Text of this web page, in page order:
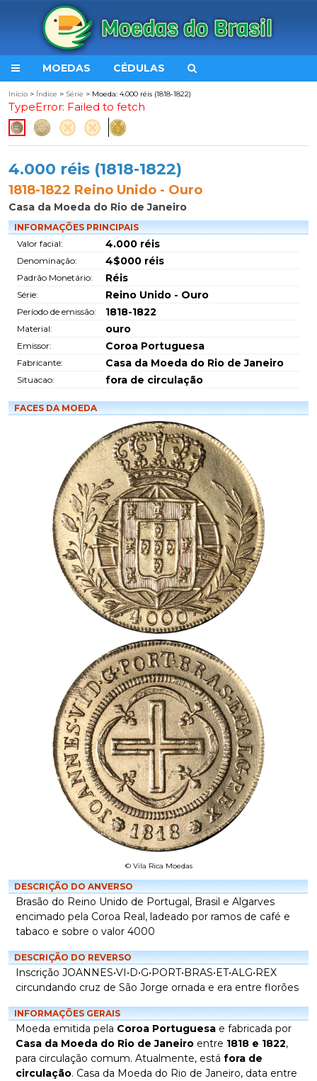
MOEDAS CÉDULAS
Início > Índice > Série > Moeda: 4.000 réis (1818-1822)
TypeError: Failed to fetch
4.000 réis (1818-1822)
1818-1822 Reino Unido - Ouro
Casa da Moeda do Rio de Janeiro
INFORMAÇÕES PRINCIPAIS
Valor facial:
4.000 réis
Denominação: 4$000 réis
Padrão Monetário: Réis
Série: Reino Unido - Ouro
Período de emissão: 1818-1822
Material: ouro
Emissor: Coroa Portuguesa
Fabricante: Casa da Moeda do Rio de Janeiro
Situacao: fora de circulação
FACES DA MOEDA
© Vila Rica Moedas
DESCRIÇÃO DO ANVERSO
Brasão do Reino Unido de Portugal, Brasil e Algarves
encimado pela Coroa Real, ladeado por ramos de café e
tabaco e sobre o valor 4000
DESCRIÇÃO DO REVERSO
Inscrição JOANNES•VI•D•G•PORT•BRAS•ET•ALG•REX
circundando cruz de São Jorge ornada e era entre florões
INFORMAÇÕES GERAIS
Moeda emitida pela Coroa Portuguesa e fabricada por
Casa da Moeda do Rio de Janeiro entre 1818 e 1822,
para circulação comum. Atualmente, está fora de
circulação. Casa da Moeda do Rio de Janeiro, data entre